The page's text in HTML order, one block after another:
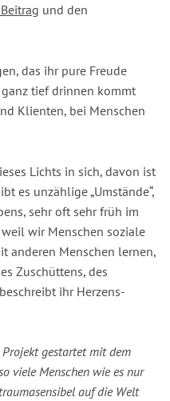
und den
das ihr pure Freude
tief drinnen kommt
Klienten, bei Menschen
Lichts in sich, davon ist
es unzählige „Umstände“,
sehr oft sehr früh im
wir Menschen soziale
anderen Menschen lernen,
Zuschüttens, des
ihr Herzens-
gestartet mit dem
viele Menschen wie es nur
auf die Welt